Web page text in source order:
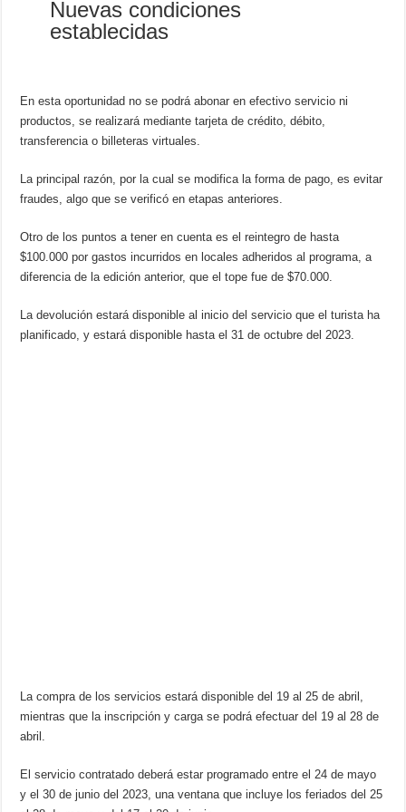
Nuevas condiciones
establecidas
En esta oportunidad no se podrá abonar en efectivo servicio ni
productos, se realizará mediante tarjeta de crédito, débito,
transferencia o billeteras virtuales.
La principal razón, por la cual se modifica la forma de pago, es evitar
fraudes, algo que se verificó en etapas anteriores.
Otro de los puntos a tener en cuenta es el reintegro de hasta
$100.000 por gastos incurridos en locales adheridos al programa, a
diferencia de la edición anterior, que el tope fue de $70.000.
La devolución estará disponible al inicio del servicio que el turista ha
planificado, y estará disponible hasta el 31 de octubre del 2023.
La compra de los servicios estará disponible del 19 al 25 de abril,
mientras que la inscripción y carga se podrá efectuar del 19 al 28 de
abril.
El servicio contratado deberá estar programado entre el 24 de mayo
y el 30 de junio del 2023, una ventana que incluye los feriados del 25